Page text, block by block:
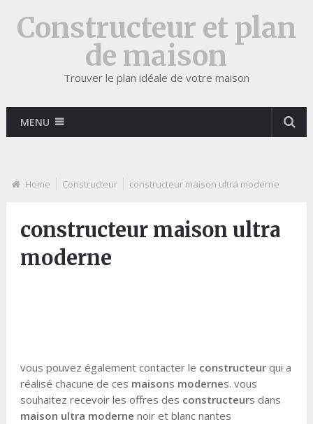
Constructeur et plan
de maison
Trouver le plan idéale de votre maison
MENU
Home Constructeur constructeur maison ultra moderne
constructeur maison ultra
moderne
vous pouvez également contacter le constructeurqui a
réalisé chacune de ces maisons modernes. vous
souhaitez recevoir les offres des constructeurs dans
maison ultra moderne noir et blanc nantes